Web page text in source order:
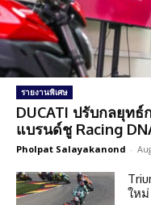
รายงานพิเศษ
DUCATI ปรับกลยุท
แบรนด์ชู Racing
Pholpat Salayakanond -
ให